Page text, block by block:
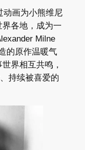
动画​为​小熊​维尼​
各​地，​成为​一​
Milne
的​原作​温暖​气
界​相互​共鸣，​
持续​被​喜爱​的​